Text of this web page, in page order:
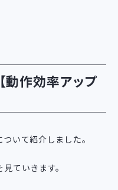
動作効率アップ
いて紹介しました。
ていきます。